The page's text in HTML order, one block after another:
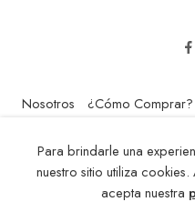
Nosotros ¿Cómo Comprar?
© 2014-2024 - Todos los
por:
Para brindarle una
nuestro sitio utiliza
acepta nuestra